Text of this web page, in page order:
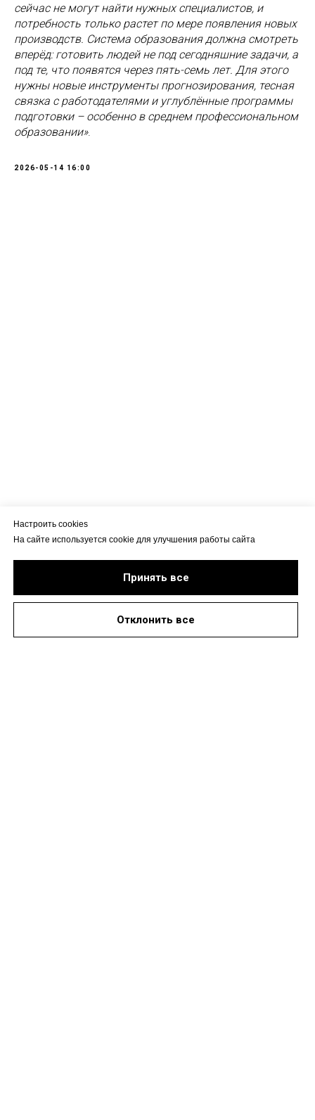
сейчас не могут найти нужных специалистов, и
потребность только растет по мере появления новых
производств. Система образования должна смотреть
вперёд: готовить людей не под сегодняшние задачи, а
под те, что появятся через пять-семь лет. Для этого
нужны новые инструменты прогнозирования, тесная
связка с работодателями и углублённые программы
подготовки – особенно в среднем профессиональном
образовании».
2026-05-14 16:00
Настроить cookies
На сайте используется cookie для улучшения работы сайта
Принять все
Отклонить все